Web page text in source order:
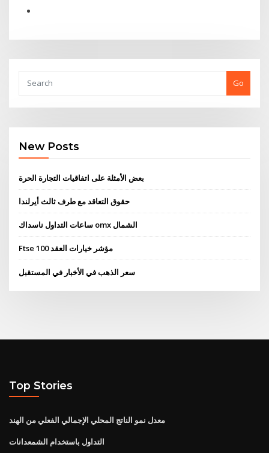
Go
New Posts
بعض الأمثلة على اتفاقيات التجارة الحرة
حقوق التعاقد مع طرف ثالث أيرلندا
ساعات التداول ناسداك omx الشمال
Ftse 100 مؤشر خيارات العقد
سعر الذهب في الأخبار في المستقبل
Top Stories
معدل نمو الناتج المحلي الإجمالي الفعلي من الهند
التداول باستخدام الشمعدانات